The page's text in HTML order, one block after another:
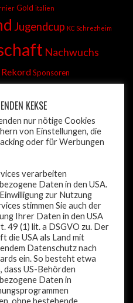
Gold italien
Jugendcup KC Schrezheim
Nachwuchs
RekordSponsoren
Liga
Weltcup wm
KEKSE
nur nötige Cookies
von Einstellungen, die
oder für Werbungen
verarbeiten
Daten in den USA.
zur Nutzung
stimmen Sie auch der
Ihrer Daten in den USA
49 (1) lit. a DSGVO zu. Der
die USA als Land mit
Datenschutz nach
ein. So besteht etwa
dass US-Behörden
Daten in
ohne bestehende